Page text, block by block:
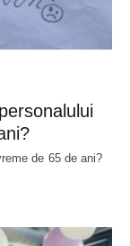
de 65 de ani?